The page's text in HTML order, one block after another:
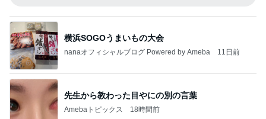
横浜SOGOうまいもの大会
nanaオフィシャルブログ Powered by Ameba 11日前
先生から教わった目やにの別の言葉
Amebaトピックス 18時間前